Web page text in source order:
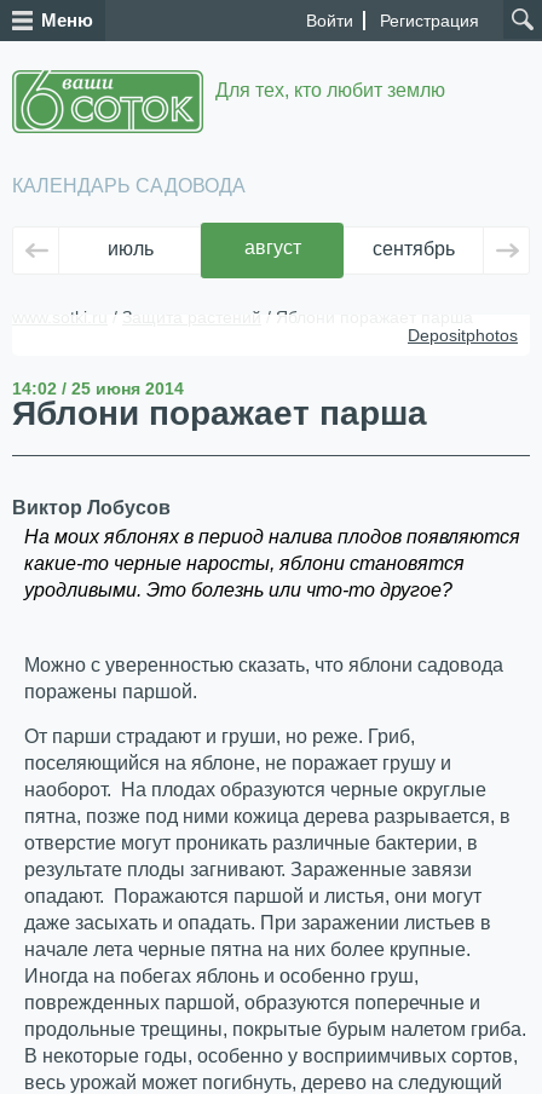
Войти Регистрация
Меню
Для тех, кто любит землю
КАЛЕНДАРЬ САДОВОДА
июль август сентябрь
www.sotki.ru / Защита растений / Яблони поражает парша
Depositphotos
14:02 / 25 июня 2014
Яблони поражает парша
Виктор Лобусов
На моих яблонях в период налива плодов появляются
какие-то черные наросты, яблони становятся
уродливыми. Это болезнь или что-то другое?
Можно с уверенностью сказать, что яблони садовода
поражены паршой.
От парши страдают и груши, но реже. Гриб,
поселяющийся на яблоне, не поражает грушу и
наоборот. На плодах образуются черные округлые
пятна, позже под ними кожица дерева разрывается, в
отверстие могут проникать различные бактерии, в
результате плоды загнивают. Зараженные завязи
опадают. Поражаются паршой и листья, они могут
даже засыхать и опадать. При заражении листьев в
начале лета черные пятна на них более крупные.
Иногда на побегах яблонь и особенно груш,
поврежденных паршой, образуются поперечные и
продольные трещины, покрытые бурым налетом гриба.
В некоторые годы, особенно у восприимчивых сортов,
весь урожай может погибнуть, дерево на следующий